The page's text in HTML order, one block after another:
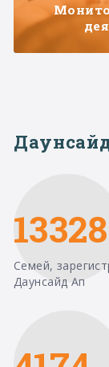
13328
Семей,
Даунсайд Ап